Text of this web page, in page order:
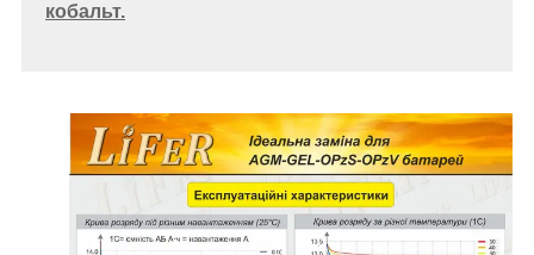
кобальт.